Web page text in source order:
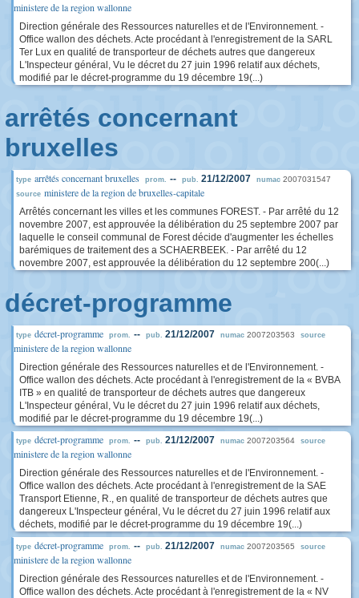
ministere de la region wallonne
Direction générale des Ressources naturelles et de l'Environnement. -
Office wallon des déchets. Acte procédant à l'enregistrement de la SARL
Ter Lux en qualité de transporteur de déchets autres que dangereux
L'Inspecteur général, Vu le décret du 27 juin 1996 relatif aux déchets,
modifié par le décret-programme du 19 décembre 19(...)
arrêtés concernant
bruxelles
type arrêtés concernant bruxelles prom. -- pub. 21/12/2007 numac 2007031547
source ministere de la region de bruxelles-capitale
Arrêtés concernant les villes et les communes FOREST. - Par arrêté du 12
novembre 2007, est approuvée la délibération du 25 septembre 2007 par
laquelle le conseil communal de Forest décide d'augmenter les échelles
barémiques de traitement des a SCHAERBEEK. - Par arrêté du 12
novembre 2007, est approuvée la délibération du 12 septembre 200(...)
décret-programme
type décret-programme prom. -- pub. 21/12/2007 numac 2007203563 source
ministere de la region wallonne
Direction générale des Ressources naturelles et de l'Environnement. -
Office wallon des déchets. Acte procédant à l'enregistrement de la « BVBA
ITB » en qualité de transporteur de déchets autres que dangereux
L'Inspecteur général, Vu le décret du 27 juin 1996 relatif aux déchets,
modifié par le décret-programme du 19 décembre 19(...)
type décret-programme prom. -- pub. 21/12/2007 numac 2007203564 source
ministere de la region wallonne
Direction générale des Ressources naturelles et de l'Environnement. -
Office wallon des déchets. Acte procédant à l'enregistrement de la SAE
Transport Etienne, R., en qualité de transporteur de déchets autres que
dangereux L'Inspecteur général, Vu le décret du 27 juin 1996 relatif aux
déchets, modifié par le décret-programme du 19 décembre 19(...)
type décret-programme prom. -- pub. 21/12/2007 numac 2007203565 source
ministere de la region wallonne
Direction générale des Ressources naturelles et de l'Environnement. -
Office wallon des déchets. Acte procédant à l'enregistrement de la « NV